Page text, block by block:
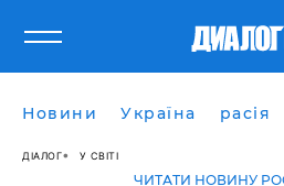
Новини Україна расія
ДІАЛОГ У СВІТІ
ЧИТАТИ НОВИНУ